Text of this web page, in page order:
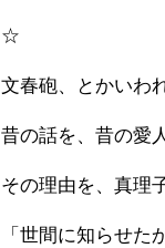
☆
文春砲、とかいわ
昔の話を、昔の愛
その理由を、真理
「世間に知らせ